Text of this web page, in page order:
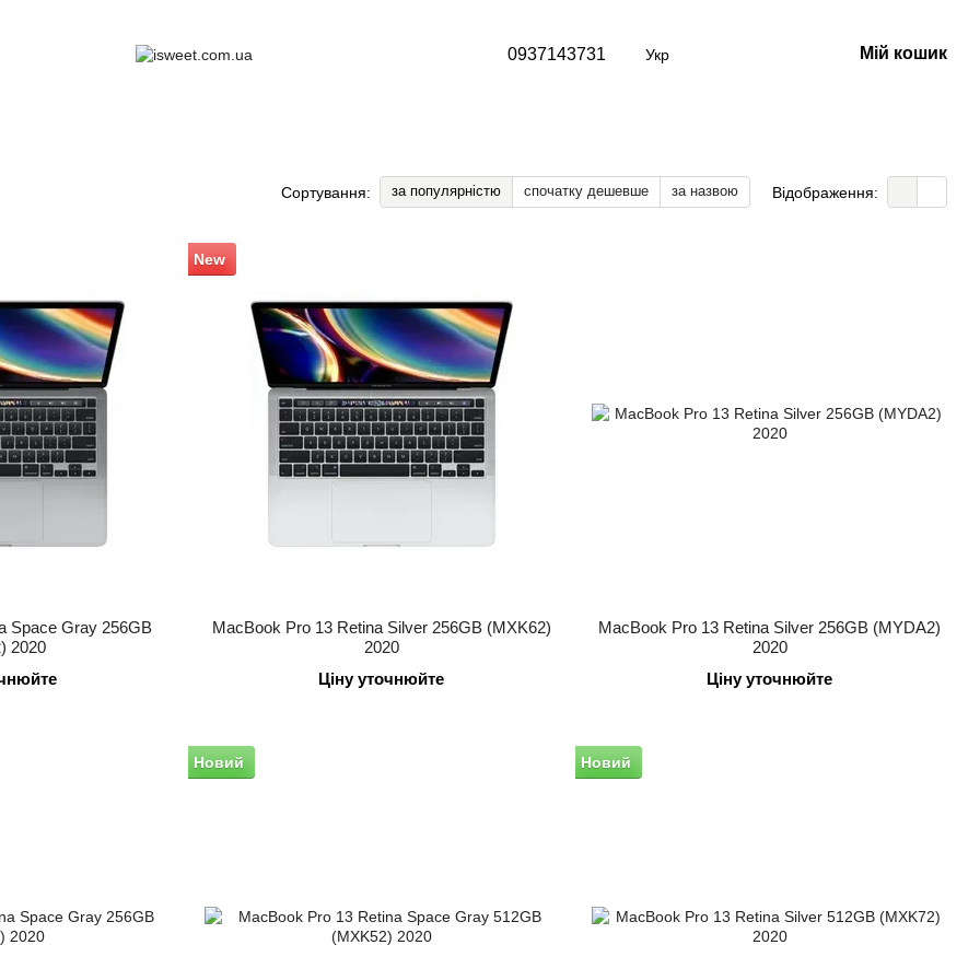
0937143731 Укр Мій кошик
Сортування: за популярністю спочатку дешевше за назвою Відображення:
Space Gray 256GB
2020
New
MacBook Pro 13 Retina Silver 256GB (MXK62)
2020
Ціну уточнюйте
MacBook Pro 13 Retina Silver 256GB (MYDA2)
2020
Ціну уточнюйте
Новий Новий